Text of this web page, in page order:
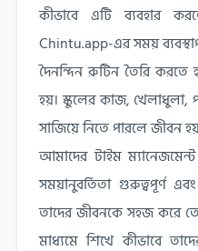
কীভাবে এটি ব্যবহার
Chintu.app-এর সময়
দৈনন্দিন রুটিন তৈরি করতে
হয়। স্কুলের কাজ,
সাজিয়ে নিতে পারলে জীবন
আমাদের টাইম
সময়ানুবর্তিতা গুরুত্বপূর্ণ
তাদের জীবনকে সহজ করে
মাধ্যমে শিখে কীভাবে